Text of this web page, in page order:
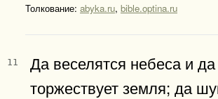
Толкование: abyka.ru, bible.optina.ru
11
Да веселятся небеса и да
торжествует земля; да